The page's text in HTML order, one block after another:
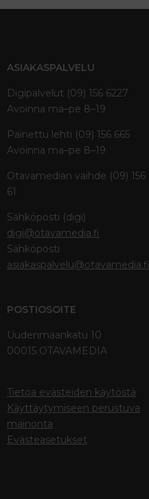
ASIAKASPALVELU
Digipalvelut (09) 156 6227
Avoinna ma–pe 8–19
Painettu lehti (09) 156 665
Avoinna ma–pe 8–19
Otavamedian vaihde (09) 156
61
Sähköposti (digi)
digi@otavamedia.fi
Sähköposti
asiakaspalvelu@otavamedia.fi
POSTIOSOITE
Uudenmaankatu 10
00015 OTAVAMEDIA
Tietoa evästeiden käytöstä
Käyttäytymiseen perustuva
mainonta
Evästeasetukset